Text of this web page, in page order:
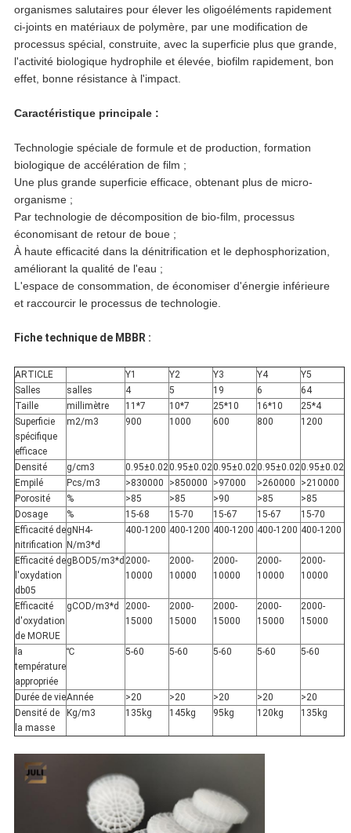
organismes salutaires pour élever les oligoéléments rapidement
ci-joints en matériaux de polymère, par une modification de
processus spécial, construite, avec la superficie plus que grande,
l'activité biologique hydrophile et élevée, biofilm rapidement, bon
effet, bonne résistance à l'impact.
Caractéristique principale :
Technologie spéciale de formule et de production, formation
biologique de accélération de film ;
Une plus grande superficie efficace, obtenant plus de micro-
organisme ;
Par technologie de décomposition de bio-film, processus
économisant de retour de boue ;
À haute efficacité dans la dénitrification et le dephosphorization,
améliorant la qualité de l'eau ;
L'espace de consommation, de économiser d'énergie inférieure
et raccourcir le processus de technologie.
Fiche technique de MBBR :
ARTICLE Y1 Y2 Y3 Y4
Y5
Salles
salles 4 5 19 6
64
Taille
millimètre 11*7 10*7 25*10 16*10
25*4
Superficie
spécifique
efficace
m2/m3 900 1000 600 800 1200
Densité g/cm3 0.95±0.020.95±0.020.95±0.020.95±0.020.95±0.02
Empilé
Pcs/m3 >830000 >850000 >97000 >260000
>210000
Porosité
% >85 >85 >90 >85
>85
Dosage
% 15-68 15-70 15-67 15-67
15-70
Efficacité de
nitrification
gNH4-
N/m3*d
400-1200 400-1200 400-1200 400-1200 400-1200
Efficacité de
l'oxydation
db05
gBOD5/m3*d 2000-
10000
2000-
10000
2000-
10000
2000-
10000
2000-
10000
Efficacité
d'oxydation
de MORUE
gCOD/m3*d
2000-
15000
2000-
15000
2000-
15000
2000-
15000
2000-
15000
la
température
appropriée
℃ 5-60 5-60 5-60 5-60 5-60
Durée de vieAnnée >20 >20 >20 >20
>20
Densité de
la masse
Kg/m3 135kg 145kg 95kg 120kg 135kg